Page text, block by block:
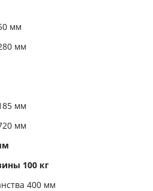
мм
мм
мм
мм
100 кг
400 мм